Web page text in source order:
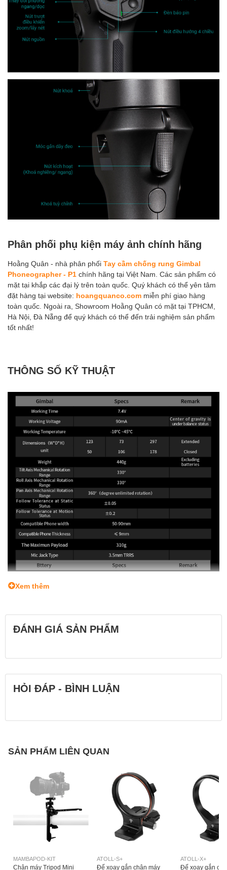
Phân phối phụ kiện máy ảnh chính hãng
Hoằng Quân - nhà phân phối Tay cầm chống rung Gimbal
Phoneographer - P1 chính hãng tại Việt Nam. Các sản phẩm có
mặt tại khắp các đại lý trên toàn quốc. Quý khách có thể yên tâm
đặt hàng tại website: hoangquanco.com miễn phí giao hàng
toàn quốc. Ngoài ra, Showroom Hoằng Quân có mặt tại TPHCM,
Hà Nội, Đà Nẵng để quý khách có thể đến trải nghiệm sản phẩm
tốt nhất!
THÔNG SỐ KỸ THUẬT
Xem thêm
ĐÁNH GIÁ SẢN PHẨM
HỎI ĐÁP - BÌNH LUẬN
SẢN PHẨM LIÊN QUAN
MAMBAPOD-KIT
Chân máy Tripod Mini
ATOLL-S+
Đế xoay gắn chân máy
ATOLL-X+
Đế xoay gắn